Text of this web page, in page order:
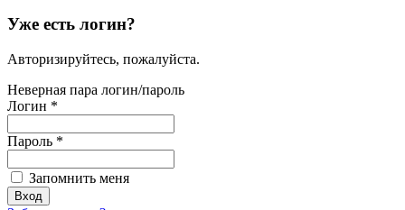
Уже есть логин?
Авторизируйтесь, пожалуйста.
Неверная пара логин/пароль
Логин *
Пароль *
Запомнить меня